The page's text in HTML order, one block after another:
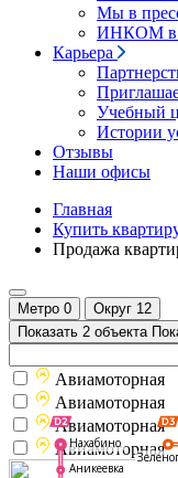
Мы в
ИНКОМ в
Карьера
Учебный
Истории
Отзывы
Наши офисы
Главная
Купить
Продажа
Метро 0 Округ 12
Показать 2 объекта
Нахабино
Аникеевка
Авиамоторная
Авиамоторная
Авиамоторная
Авиамоторная